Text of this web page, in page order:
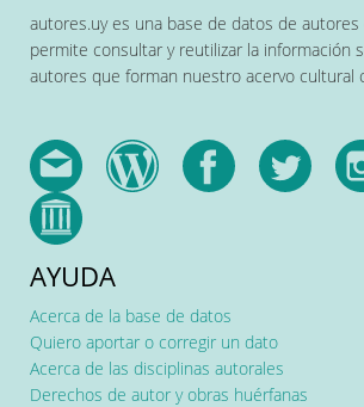
autores.uy es una base de datos de autores
permite consultar y reutilizar la información
autores que forman nuestro acervo cultural
AYUDA
Acerca de la base de datos
Quiero aportar o corregir un dato
Acerca de las disciplinas autorales
Derechos de autor y obras huérfanas